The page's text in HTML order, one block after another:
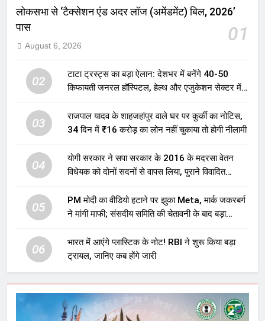
लोकसभा से ‘टैक्सेशन एंड अदर लॉज (अमेंडमेंट) बिल, 2026’
पास
01
August 6, 2026
02
टाटा ट्रस्ट्स का बड़ा ऐलान: देशभर में बनेंगे 40-50
किफायती जनरल हॉस्पिटल, हेल्थ और एजुकेशन सेक्टर में
03
राजपाल यादव के शाहजहांपुर वाले घर पर कुर्की का नोटिस,
34 दिन में ₹16 करोड़ का लोन नहीं चुकाया तो होगी नीलामी
04
योगी सरकार ने सपा सरकार के 2016 के मदरसा वेतन
विधेयक को दोनों सदनों से वापस लिया, पुराने विवादित
05
PM मोदी का वीडियो हटाने पर झुका Meta, मार्क जकरबर्ग
ने मांगी माफी; संसदीय समिति की चेतावनी के बाद बड़ा
06
भारत में आएंगे प्लास्टिक के नोट! RBI ने शुरू किया बड़ा
ट्रायल, जानिए कब होंगे जारी